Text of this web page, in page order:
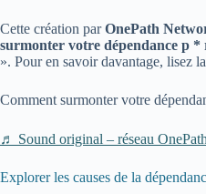
Cette création parOnePath
surmonter votre dépendance p *
». Pour en savoir davantage, lisez
Comment surmonter votre
♬ Sound original – réseau
Explorer les causes de la